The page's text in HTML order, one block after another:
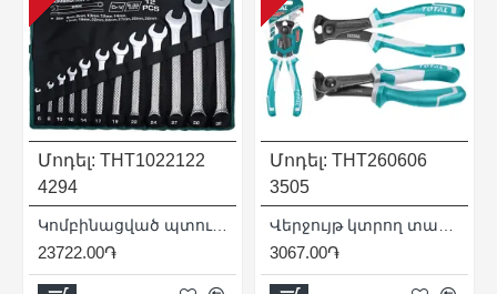
Մոդել: THT1022122
4294
23722.00֏
Մոդել: THT260606
3505
3067.00֏